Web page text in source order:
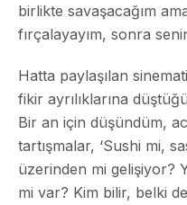
birlikte savaşacağım
fırçalayayım, sonra
Hatta paylaşılan
fikir ayrılıklarına
Bir an için düşündüm,
tartışmalar, ‘Sushi mi,
üzerinden mi gelişiyor?
mi var? Kim bilir, belki